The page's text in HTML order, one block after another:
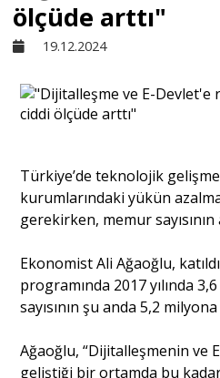
Kültür -
Yorum -
ölçüde arttı"
19.12.2024
Türkiye’de teknolojik
kurumlarındaki yükün
gerekirken, memur
Ekonomist Ali Ağaoğlu,
programında 2017 yılında
sayısının şu anda 5,2
Ağaoğlu, “Dijitalleşmenin ve
geliştiği birortamda bu